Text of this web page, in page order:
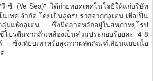
-ซี (Ve-Sea)" ได้ถ่ายทอดเทคโนโลยีให้แก่บริษัท
เทค จำกัด โดยเป็นสูตรปราศจากกลูเตน เพื่อเป็น
กลุ่มแพ้กลูเตน ซึ่งมีตลาดหลักอยู่ในสหภาพยุโรป
โปรตีนจากถั่วเหลืองเป็นส่วนประกอบร้อยละ 4-8
งเทียบเท่าหรือสูงกว่าผลิตภัณฑ์เลียนแบบเนื้อ